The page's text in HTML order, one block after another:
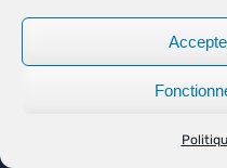
Lycée
MENTIONS LÉGALES